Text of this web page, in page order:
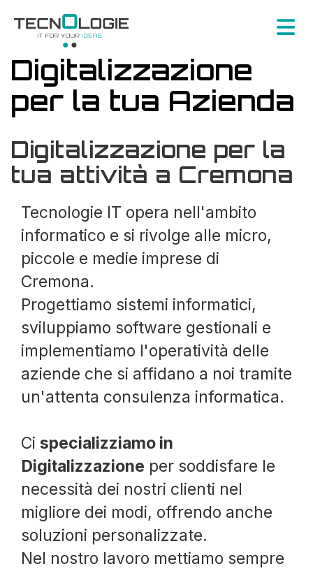
Digitalizzazione
per la tua Azienda
Digitalizzazione per la
tua attività a Cremona
Tecnologie IT opera nell'ambito
informatico e si rivolge alle micro,
piccole e medie imprese di
Cremona.
Progettiamo sistemi informatici,
sviluppiamo software gestionali e
implementiamo l'operatività delle
aziende che si affidano a noi tramite
un'attenta consulenza informatica.
Ci specializziamo in
Digitalizzazione per soddisfare le
necessità dei nostri clienti nel
migliore dei modi, offrendo anche
soluzioni personalizzate.
Nel nostro lavoro mettiamo sempre